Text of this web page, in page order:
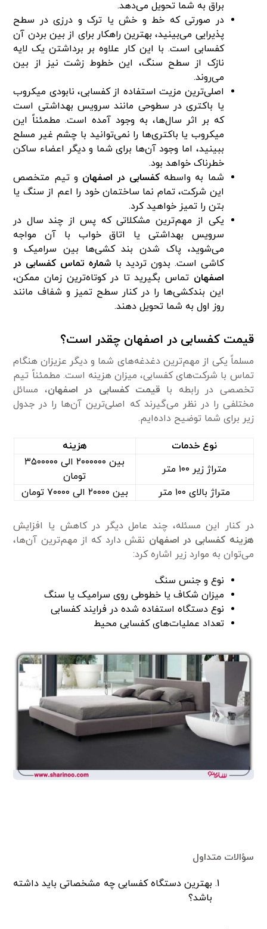
براق به شما تحویل می‌دهد.
در صورتی که خط و خش یا ترک و درزی در سطح
پذیرایی می‌بینید، بهترین راهکار برای از بین بردن آن
کفسابی است. با این کار علاوه بر برداشتن یک لایه
نازک از سطح سنگ، این خطوط زشت نیز از بین
‌می‌روند.
اصلی‌ترین مزیت استفاده از کفسابی، نابودی میکروب
یا باکتری در سطوحی مانند سرویس بهداشتی است
که بر اثر سال‌ها، به وجود آمده است. مطمئناً این
میکروب یا باکتری‌ها را نمی‌توانید با چشم غیر مسلح
ببینید، اما وجود آن‌ها برای شما و دیگر اعضاء ساکن
خطرناک خواهد بود.
شما به واسطه کفسابی در اصفهان و تیم متخصص
این شرکت، تمام نما ساختمان خود را اعم از سنگ یا
بتن را تمیز خواهید کرد.
یکی از مهم‌ترین مشکلاتی که پس از چند سال در
سرویس بهداشتی یا اتاق خواب با آن مواجه
می‌شوید، پاک شدن بند کشی‌ها بین سرامیک و
کاشی است. بدون تردید با شماره تماس کفسابی در
اصفهان تماس بگیرید تا در کوتاه‌ترین زمان ممکن،
این بندکشی‌ها را در کنار سطح تمیز و شفاف مانند
روز اول به شما تحویل دهند.
قیمت کفسابی در اصفهان چقدر است؟
مسلماً یکی از مهم‌ترین دغدغه‌های شما و دیگر عزیزان هنگام
تماس با شرکت‌های کفسابی، میزان هزینه است. مطمئناً تیم
تخصصی در رابطه با قیمت کفسابی در اصفهان، مسائل
مختلفی را در نظر می‌گیرند که اصلی‌ترین آن‌ها را در جدول
زیر برای شما توضیح داده‌ایم.
نوع خدمات
هزینه
متراژ زیر ۱۰۰ متر
بین ۲۰۰۰۰۰۰ الی ۳۵۰۰۰۰۰
تومان
متراژ بالای ۱۰۰ متر
بین ۲۰۰۰۰ الی ۷۰۰۰۰ تومان
در کنار این مسئله، چند عامل دیگر در کاهش یا افزایش
هزینه کفسابی در اصفهان نقش دارد که از مهم‌ترین آن‌ها،
می‌توان به موارد زیر اشاره کرد:
نوع و جنس سنگ
میزان شکاف یا خطوطی روی سرامیک یا سنگ
نوع دستگاه استفاده شده در فرایند کفسابی
تعداد عملیات‌های کفسابی محیط
سؤالات متداول
بهترین دستگاه کفسابی چه مشخصاتی باید داشته
باشد؟